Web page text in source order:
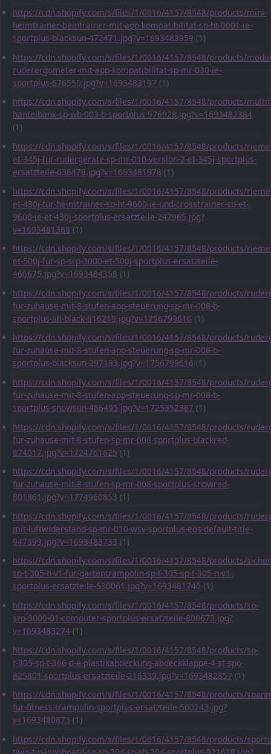
https://cdn.shopify.com/s/files/1/0016/4157/8548/products/mini-
heimtrainer-beintrainer-mit-app-kompatibilitat-sp-ht-0001-ie-
sportplus-blacksun-472471.jpg?v=1693483959 (1)
https://cdn.shopify.com/s/files/1/0016/4157/8548/products/
ruderergometer-mit-app-kompatibilitat-sp-mr-030-ie-
sportplus-676550.jpg?v=1693483197 (1)
https://cdn.shopify.com/s/files/1/0016/4157/8548/products/
hantelbank-sp-wb-003-b-sportplus-976928.jpg?v=1693482384
(1)
https://cdn.shopify.com/s/files/1/0016/4157/8548/products/
et-345j-fur-rudergerate-sp-mr-010-version-2-et-345j-sportplus-
ersatzteile-638478.jpg?v=1693481978 (1)
https://cdn.shopify.com/s/files/1/0016/4157/8548/products/
et-430j-fur-heimtrainer-sp-ht-9600-ie-und-crosstrainer-sp-et-
9600-ie-et-430j-sportplus-ersatzteile-247965.jpg?
v=1693481368 (1)
https://cdn.shopify.com/s/files/1/0016/4157/8548/products/
et-500j-fur-sp-srp-3000-et-500j-sportplus-ersatzteile-
466675.jpg?v=1693484358 (1)
https://cdn.shopify.com/s/files/1/0016/4157/8548/products/
fur-zuhause-mit-8-stufen-app-steuerung-sp-mr-008-b-
sportplus-all-black-816219.jpg?v=1756799616 (1)
https://cdn.shopify.com/s/files/1/0016/4157/8548/products/
fur-zuhause-mit-8-stufen-app-steuerung-sp-mr-008-b-
sportplus-blacksun-297183.jpg?v=1756799616 (1)
https://cdn.shopify.com/s/files/1/0016/4157/8548/products/
fur-zuhause-mit-8-stufen-app-steuerung-sp-mr-008-b-
sportplus-snowsun-486495.jpg?v=1725352387 (1)
https://cdn.shopify.com/s/files/1/0016/4157/8548/products/
fur-zuhause-mit-8-stufen-sp-mr-008-sportplus-blackred-
874017.jpg?v=1724761625 (1)
https://cdn.shopify.com/s/files/1/0016/4157/8548/products/
fur-zuhause-mit-8-stufen-sp-mr-008-sportplus-snowred-
801861.jpg?v=1774960853 (1)
https://cdn.shopify.com/s/files/1/0016/4157/8548/products/
mit-luftwiderstand-sp-mr-010-wsv-sportplus-eos-default-title-
947399.jpg?v=1693483733 (1)
https://cdn.shopify.com/s/files/1/0016/4157/8548/products/
sp-t-305-n-v1-fur-gartentrampolin-sp-t-305-sp-t-305-n-v1-
sportplus-ersatzteile-530061.jpg?v=1693481740 (1)
https://cdn.shopify.com/s/files/1/0016/4157/8548/products/sp-
srp-3000-01-computer-sportplus-ersatzteile-800673.jpg?
v=1693483274 (1)
https://cdn.shopify.com/s/files/1/0016/4157/8548/products/sp-
t-305-sp-t-366-d-e-plastikabdeckung-abdeckklappe-4-st-spo-
825801-sportplus-ersatzteile-216339.jpg?v=1693482857 (1)
https://cdn.shopify.com/s/files/1/0016/4157/8548/products/
fur-fitness-trampolin-sportplus-ersatzteile-500243.jpg?
v=1693480873 (1)
https://cdn.shopify.com/s/files/1/0016/4157/8548/products/